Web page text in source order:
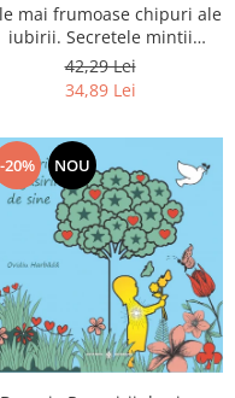
mai frumoase chipuri ale
iubirii. Secretele mintii
omenesti in opera marelui
initiat, Rumi
42,29 Lei
34,89 Lei
-20% NOU